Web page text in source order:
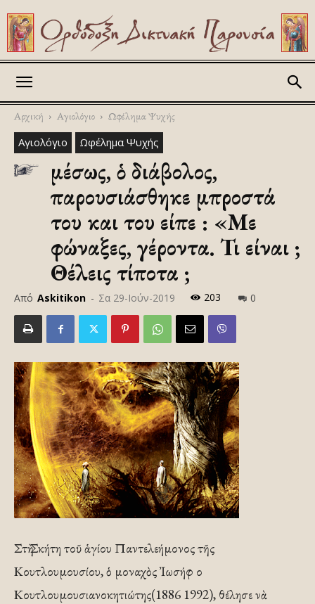
Αρχική Αγιολόγιο Ωφέλημα Ψυχής
Αγιολόγιο Ωφέλημα Ψυχής
Ἀμέσως, ὁ διάβολος,
παρουσιάσθηκε μπροστά
του και του είπε : «Με
φώναξες, γέροντα. Τι είναι ;
Θέλεις τίποτα ;
Από Askitikon - Σα 29-Ιούν-2019 203 0
Στὴ Σκήτη τοῦ ἁγίου Παντελεήμονος τῆς
Κουτλουμουσίου, ὁ μοναχὸς Ἰωσήφ ο
Κουτλουμουσιανοκητιώτης(1886 1992), θέλησε νὰ